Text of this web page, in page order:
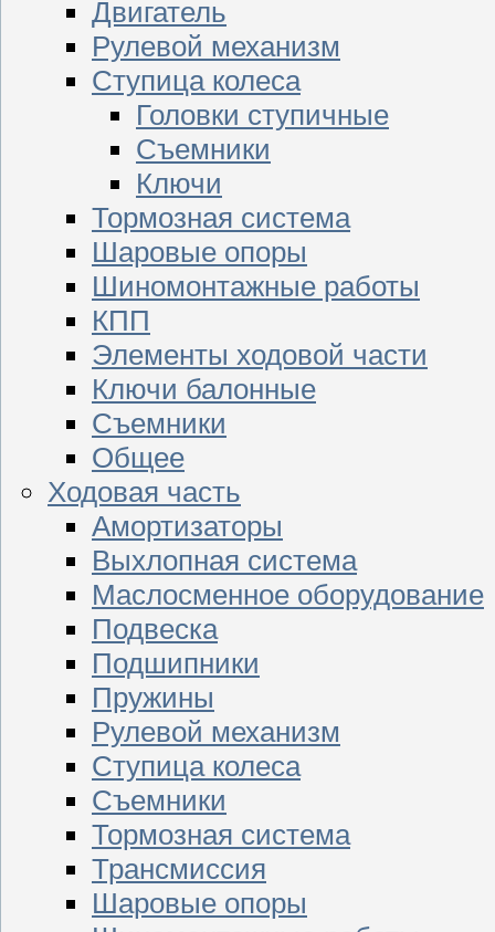
Двигатель
Рулевой механизм
Ступица колеса
Головки ступичные
Съемники
Ключи
Тормозная система
Шаровые опоры
Шиномонтажные работы
КПП
Элементы ходовой части
Ключи балонные
Съемники
Общее
Ходовая часть
Амортизаторы
Выхлопная система
Маслосменное оборудование
Подвеска
Подшипники
Пружины
Рулевой механизм
Ступица колеса
Съемники
Тормозная система
Трансмиссия
Шаровые опоры